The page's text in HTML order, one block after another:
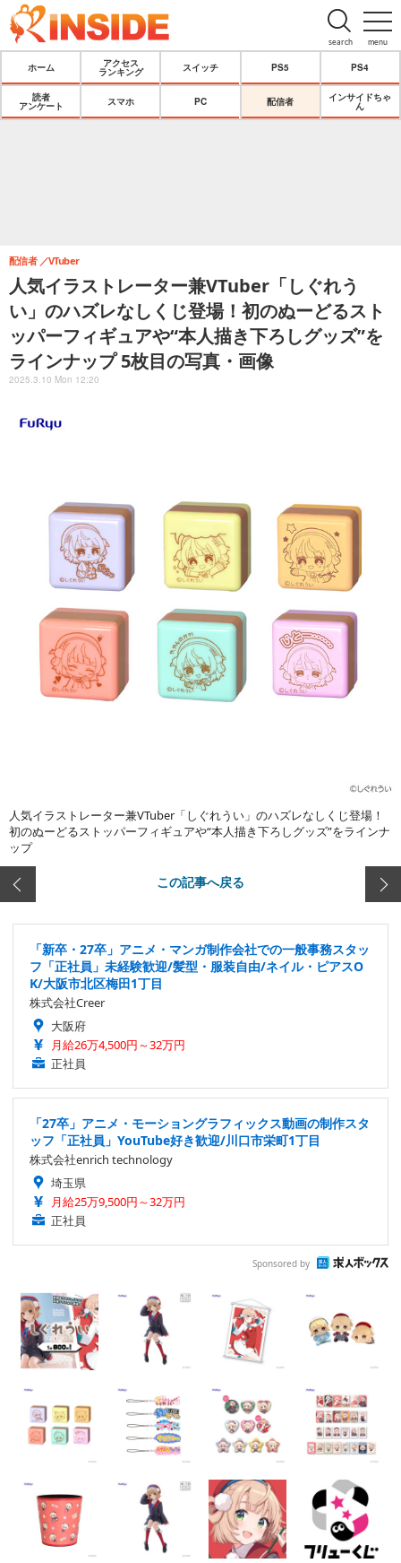
menu
search
ホーム
アクセス
ランキング
スイッチ PS5 PS4
読者
アンケート
スマホ PC 配信者
インサイドちゃ
ん
人気イラストレーター兼VTuber「しぐれう
い」のハズレなしくじ登場！初のぬーどるスト
ッパーフィギュアや“本人描き下ろしグッズ”を
ラインナップ 5枚目の写真・画像
配信者 VTuber
2025.3.10 Mon 12:20
人気イラストレーター兼VTuber「しぐれうい」のハズレなしくじ登場！
初のぬーどるストッパーフィギュアや“本人描き下ろしグッズ”をラインナ
ップ
この記事へ戻る
「新卒・27卒」アニメ・マンガ制作会社での一般事務スタッ
フ「正社員」未経験歓迎/髪型・服装自由/ネイル・ピアスO
K/大阪市北区梅田1丁目
株式会社Creer
大阪府
月給26万4,500円～32万円
正社員
「27卒」アニメ・モーショングラフィックス動画の制作スタ
ッフ「正社員」YouTube好き歓迎/川口市栄町1丁目
株式会社enrich technology
埼玉県
月給25万9,500円～32万円
正社員
Sponsored by